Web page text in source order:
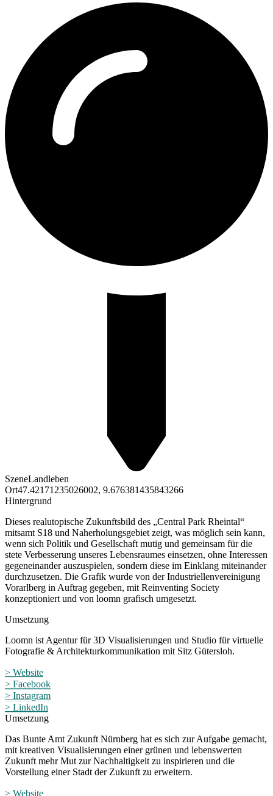
9.676381435843266
SzeneLandleben
Ort47.42171235026002, 9.676381435843266
Hintergrund
Dieses realutopische Zukunftsbild des „Central Park Rheintal“
mitsamt S18 und Naherholungsgebiet zeigt, was möglich sein kann,
wenn sich Politik und Gesellschaft mutig und gemeinsam für die
stete Verbesserung unseres Lebensraumes einsetzen, ohne Interessen
gegeneinander auszuspielen, sondern diese im Einklang miteinander
durchzusetzen. Die Grafik wurde von der Industriellenvereinigung
Vorarlberg in Auftrag gegeben, mit Reinventing Society
konzeptioniert und von loomn grafisch umgesetzt.
Umsetzung
Loomn ist Agentur für 3D Visualisierungen und Studio für virtuelle
Fotografie & Architekturkommunikation mit Sitz Gütersloh.
> Website
> Facebook
> Instagram
> LinkedIn
Umsetzung
Das Bunte Amt Zukunft Nürnberg hat es sich zur Aufgabe gemacht,
mit kreativen Visualisierungen einer grünen und lebenswerten
Zukunft mehr Mut zur Nachhaltigkeit zu inspirieren und die
Vorstellung einer Stadt der Zukunft zu erweitern.
> Website